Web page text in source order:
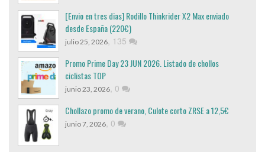
[Envio en tres dias] Rodillo Thinkrider X2 Max enviado
desde España (220€)
julio 25, 2026, 135
Promo Prime Day 23 JUN 2026. Listado de chollos
ciclistas TOP
junio 23, 2026, 0
Chollazo promo de verano, Culote corto ZRSE a 12,5€
junio 7, 2026, 0